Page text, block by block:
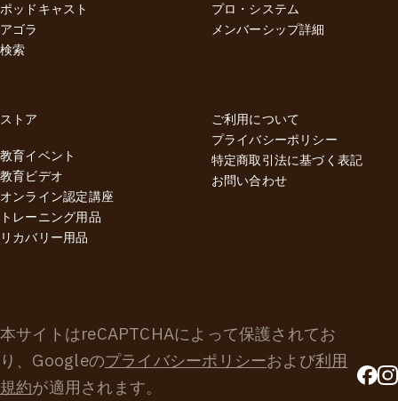
ポッドキャスト
アゴラ
検索
プロ・システム
メンバーシップ詳細
ストア
教育イベント
教育ビデオ
オンライン認定講座
トレーニング用品
リカバリー用品
ご利用について
プライバシーポリシー
特定商取引法に基づく表記
お問い合わせ
本サイトはreCAPTCHAによって保護されてお
り、Googleのプライバシーポリシーおよび利用
規約が適用されます。